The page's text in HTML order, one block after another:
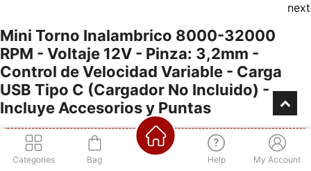
next
Mini Torno Inalambrico 8000-32000
RPM - Voltaje 12V - Pinza: 3,2mm -
Control de Velocidad Variable - Carga
USB Tipo C (Cargador No Incluido) -
Incluye Accesorios y Puntas
Consultá por nuestra financiación
Categories Bag Help My Account